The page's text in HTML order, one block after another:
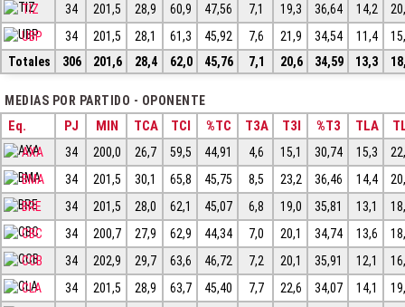
TIZ
34 201,5 28,9 60,9 47,56 7,1 19,3 36,64 14,2
UBP
34 201,5 28,1 61,3 45,92 7,6 21,9 34,54 11,4
Totales
306 201,6 28,4 62,0 45,76 7,1 20,6 34,59 13,3
MEDIAS POR PARTIDO - OPONENTE
Eq. PJ MIN TCA TCI %TC T3A T3I %T3 TLA
AXA 34 200,0 26,7 59,5 44,91 4,6 15,1 30,74 15,3
BMA
34 201,5 30,1 65,8 45,75 8,5 23,2 36,46 14,4
BRE
34 201,5 28,0 62,1 45,07 6,8 19,0 35,81 13,1
CBC
34 200,7 27,9 62,9 44,34 7,0 20,1 34,74 13,6
CCB
34 202,9 29,7 63,6 46,72 7,2 20,1 35,91 12,1
CLA
34 201,5 28,9 63,7 45,40 7,7 22,6 34,07 14,1